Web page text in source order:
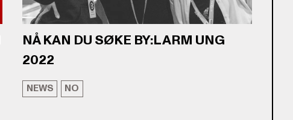
NÅ KAN DU SØKE BY:LARM UNG
2022
NEWS NO